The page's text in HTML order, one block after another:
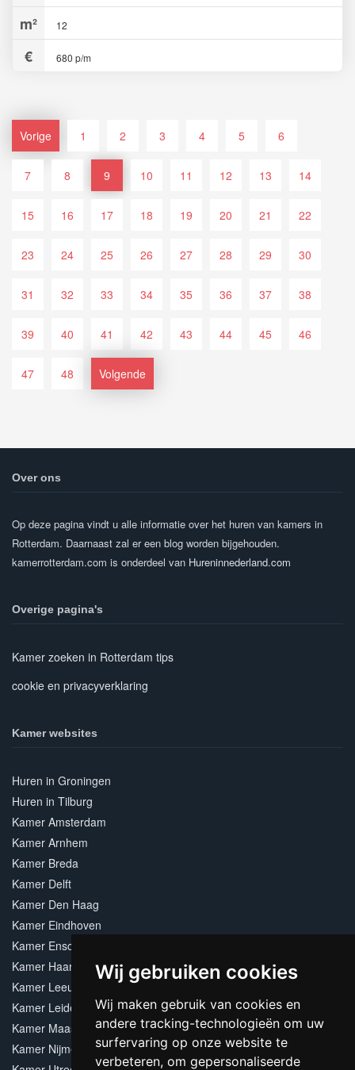
Wij gebruiken cookies
Wij maken gebruik van cookies en
andere tracking-technologieën om uw
surfervaring op onze website te
verbeteren, om gepersonaliseerde
12
680 p/m
Vorige 1 2 3 4 5 6
7 8 9 10 11 12 13 14
15 16 17 18 19 20 21 22
23 24 25 26 27 28 29 30
31 32 33 34 35 36 37 38
39 40 41 42 43 44 45 46
47 48 Volgende
Over ons
Op deze pagina vindt u alle informatie over het huren van kamers in
Rotterdam. Daarnaast zal er een blog worden bijgehouden.
kamerrotterdam.com is onderdeel van Hureninnederland.com
Overige pagina's
Kamer zoeken in Rotterdam tips
cookie en privacyverklaring
Kamer websites
Huren in Groningen
Huren in Tilburg
Kamer Amsterdam
Kamer Arnhem
Kamer Breda
Kamer Delft
Kamer Den Haag
Kamer Eindhoven
Kamer Enschede
Kamer Haarlem
Kamer Leeuwarden
Kamer Leiden
Kamer Maastricht
Kamer Nijmegen